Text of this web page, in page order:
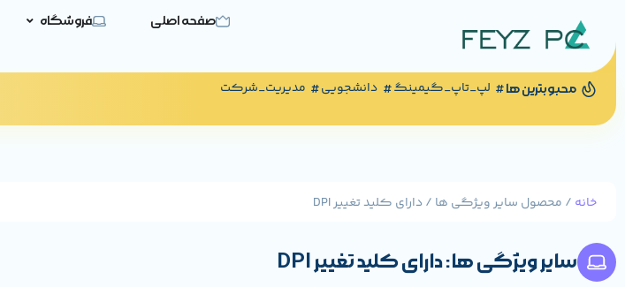
صفحه اصلی فروشگاه
محبوبترین ها لپ_تاپ_گیمینگ دانشجویی مدیریت_شرکت
خانه / محصول سایر ویژگی ها / دارای کلید تغییر DPI
سایر ویژگی ها: دارای کلید تغییر DPI